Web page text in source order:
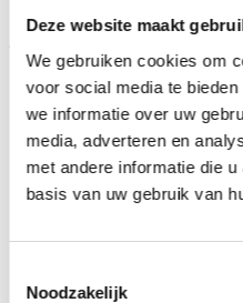
Deze website maakt
We gebruiken cookies om
voor social media te
we informatie over uw
media, adverteren en
met andere informatie die
basis van uw gebruik van
Noodzakelijk
Beeld FG4041